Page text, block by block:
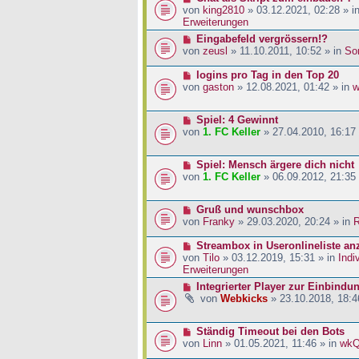
a
g
i
t
r
a
g
r
B
e
t
r
a
g
e
u
e
B
e
t
a
g
von king2810 » 03.12.2021, 02:28 » in
Erweiterungen
N
e
e
r
e
t
a
g
Eingabefeld vergrössern!?
von zeusl » 11.10.2011, 10:52 » in
N
e
e
B
i
r
g
logins pro Tag in den Top 20
von gaston » 12.08.2021, 01:42 » in
N
e
e
B
i
r
a
g
Spiel: 4 Gewinnt
von 1. FC Keller » 27.04.2010, 16:17
N
e
e
B
e
t
r
a
g
Spiel: Mensch ärgere dich nicht
von 1. FC Keller » 06.09.2012, 21:35
N
e
e
r
B
e
t
a
g
Gruß und wunschbox
von Franky » 29.03.2020, 20:24 » in
N
e
u
e
B
t
Streambox in Useronlineliste
von Tilo » 03.12.2019, 15:31 » in
Erweiterungen
N
e
e
B
Integrierter Player zur
von Webkicks » 23.10.2018,
N
e
Ständig Timeout bei den Bots
von Linn » 01.05.2021, 11:46 » in